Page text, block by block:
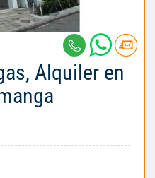
Alquiler en